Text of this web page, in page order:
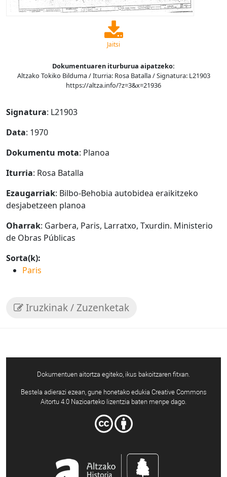
Jaitsi
Dokumentuaren iturburua aipatzeko:
Altzako Tokiko Bilduma / Iturria: Rosa Batalla / Signatura: L21903
https://altza.info/?z=3&x=21936
Signatura: L21903
Data: 1970
Dokumentu mota: Planoa
Iturria: Rosa Batalla
Ezaugarriak: Bilbo-Behobia autobidea eraikitzeko
desjabetzeen planoa
Oharrak: Garbera, Paris, Larratxo, Txurdin. Ministerio
de Obras Públicas
Sorta(k):
Paris
Iruzkinak / Zuzenketak
Dokumentuen aitortza egiteko, ikus bakoitzaren fitxan.
Bestela adierazi ezean, gune honetako edukia Creative Commons
Aitortu 4.0 Nazioarteko lizentzia baten menpe dago.